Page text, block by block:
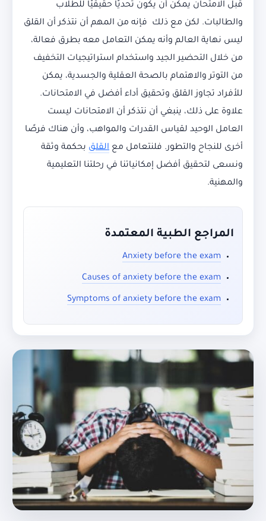
قبل الامتحان يمكن أن يكون تحديًا حقيقيًا للطلاب
والطالبات. لكن مع ذلك فإنه من المهم أن نتذكر أن القلق
ليس نهاية العالم وأنه يمكن التعامل معه بطرق فعالة،
من خلال التحضير الجيد واستخدام استراتيجيات التخفيف
من التوتر والاهتمام بالصحة العقلية والجسدية، يمكن
للأفراد تجاوز القلق وتحقيق أداء أفضل في الامتحانات.
علاوة على ذلك، ينبغي أن نتذكر أن الامتحانات ليست
العامل الوحيد لقياس القدرات والمواهب، وأن هناك فرصًا
أخرى للنجاح والتطور. فلنتعامل مع القلق بحكمة وثقة
ونسعى لتحقيق أفضل إمكانياتنا في رحلتنا التعليمية
والمهنية.
المراجع الطبية المعتمدة
Anxiety before the exam
Causes of anxiety before the exam
Symptoms of anxiety before the exam